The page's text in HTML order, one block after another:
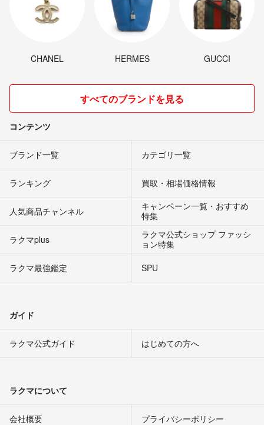
CHANEL HERMES GUCCI
すべてのブランドを見る
コンテンツ
ブランド一覧 カテゴリ一覧
ランキング 買取・相場価格情報
人気商品チャンネル
キャンペーン一覧・おすすめ
特集
ラクマplus
ラクマ公式ショップ ファッシ
ョン特集
ラクマ最強鑑定
SPU
ガイド
ラクマ公式ガイド はじめての方へ
ラクマについて
会社概要 プライバシーポリシー